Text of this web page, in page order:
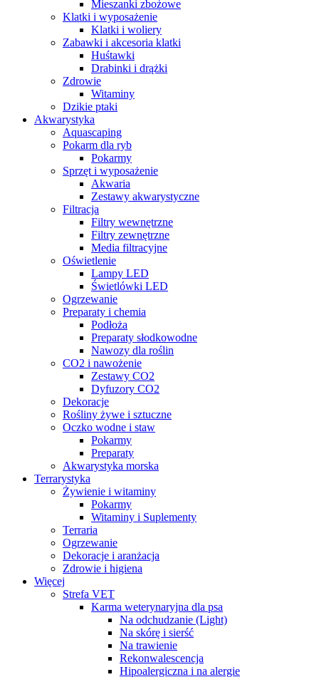
Mieszanki zbożowe
Klatki i wyposażenie
Klatki i woliery
Zabawki i akcesoria klatki
Huśtawki
Drabinki i drążki
Zdrowie
Witaminy
Dzikie ptaki
Akwarystyka
Aquascaping
Pokarm dla ryb
Pokarmy
Sprzęt i wyposażenie
Akwaria
Zestawy akwarystyczne
Filtracja
Filtry wewnętrzne
Filtry zewnętrzne
Media filtracyjne
Oświetlenie
Lampy LED
Świetlówki LED
Ogrzewanie
Preparaty i chemia
Podłoża
Preparaty słodkowodne
Nawozy dla roślin
CO2 i nawożenie
Zestawy CO2
Dyfuzory CO2
Dekoracje
Rośliny żywe i sztuczne
Oczko wodne i staw
Pokarmy
Preparaty
Akwarystyka morska
Terrarystyka
Żywienie i witaminy
Pokarmy
Witaminy i Suplementy
Terraria
Ogrzewanie
Dekoracje i aranżacja
Zdrowie i higiena
Więcej
Strefa VET
Karma weterynaryjna dla psa
Na odchudzanie (Light)
Na skórę i sierść
Na trawienie
Rekonwalescencja
Hipoalergiczna i na alergie